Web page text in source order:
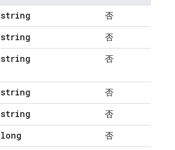
string 否
string 否
string 否
string 否
string 否
long 否